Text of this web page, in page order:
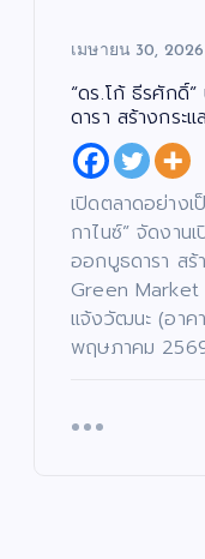
เมษายน 30, 2026
“ดร.โก้ ธีรศักดิ์
ดารา สร้างกระ
เปิดตลาดอย่าง
กาไนซ์” จัดงาน
ออกบูธดารา สร้
Green
แจ้งวัฒนะ (อาค
พฤษภาคม